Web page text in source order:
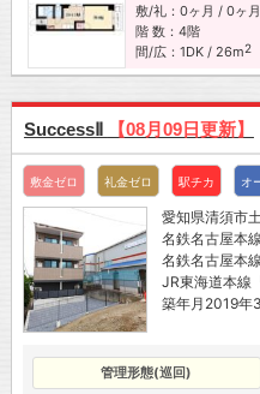
敷/礼：0ヶ月 / 0ヶ月
階 数：4階
間/広：1DK / 26m2
SuccessⅡ 【08月09日更新】
敷金ゼロ 礼金ゼロ 駅チカ オ
愛知県清須市
名鉄名古屋本
名鉄名古屋本
JR東海道本線
築年月2019年
管理形態(巡回)